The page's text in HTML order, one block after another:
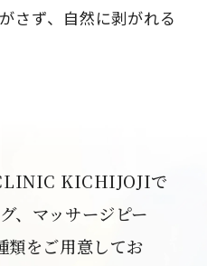
さず、自然に剥がれる
KICHIJOJIで
、マッサージピー
類をご用意してお